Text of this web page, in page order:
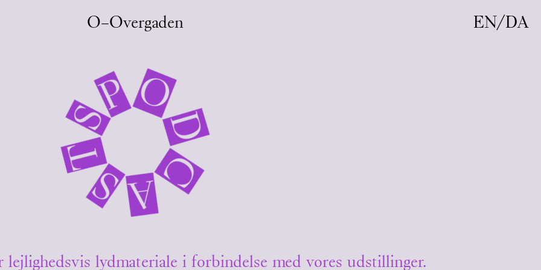
O–Overgaden EN/DA
PO
D
C
A
S
T
S
lydmateriale i forbindelse med vores udstillinger.